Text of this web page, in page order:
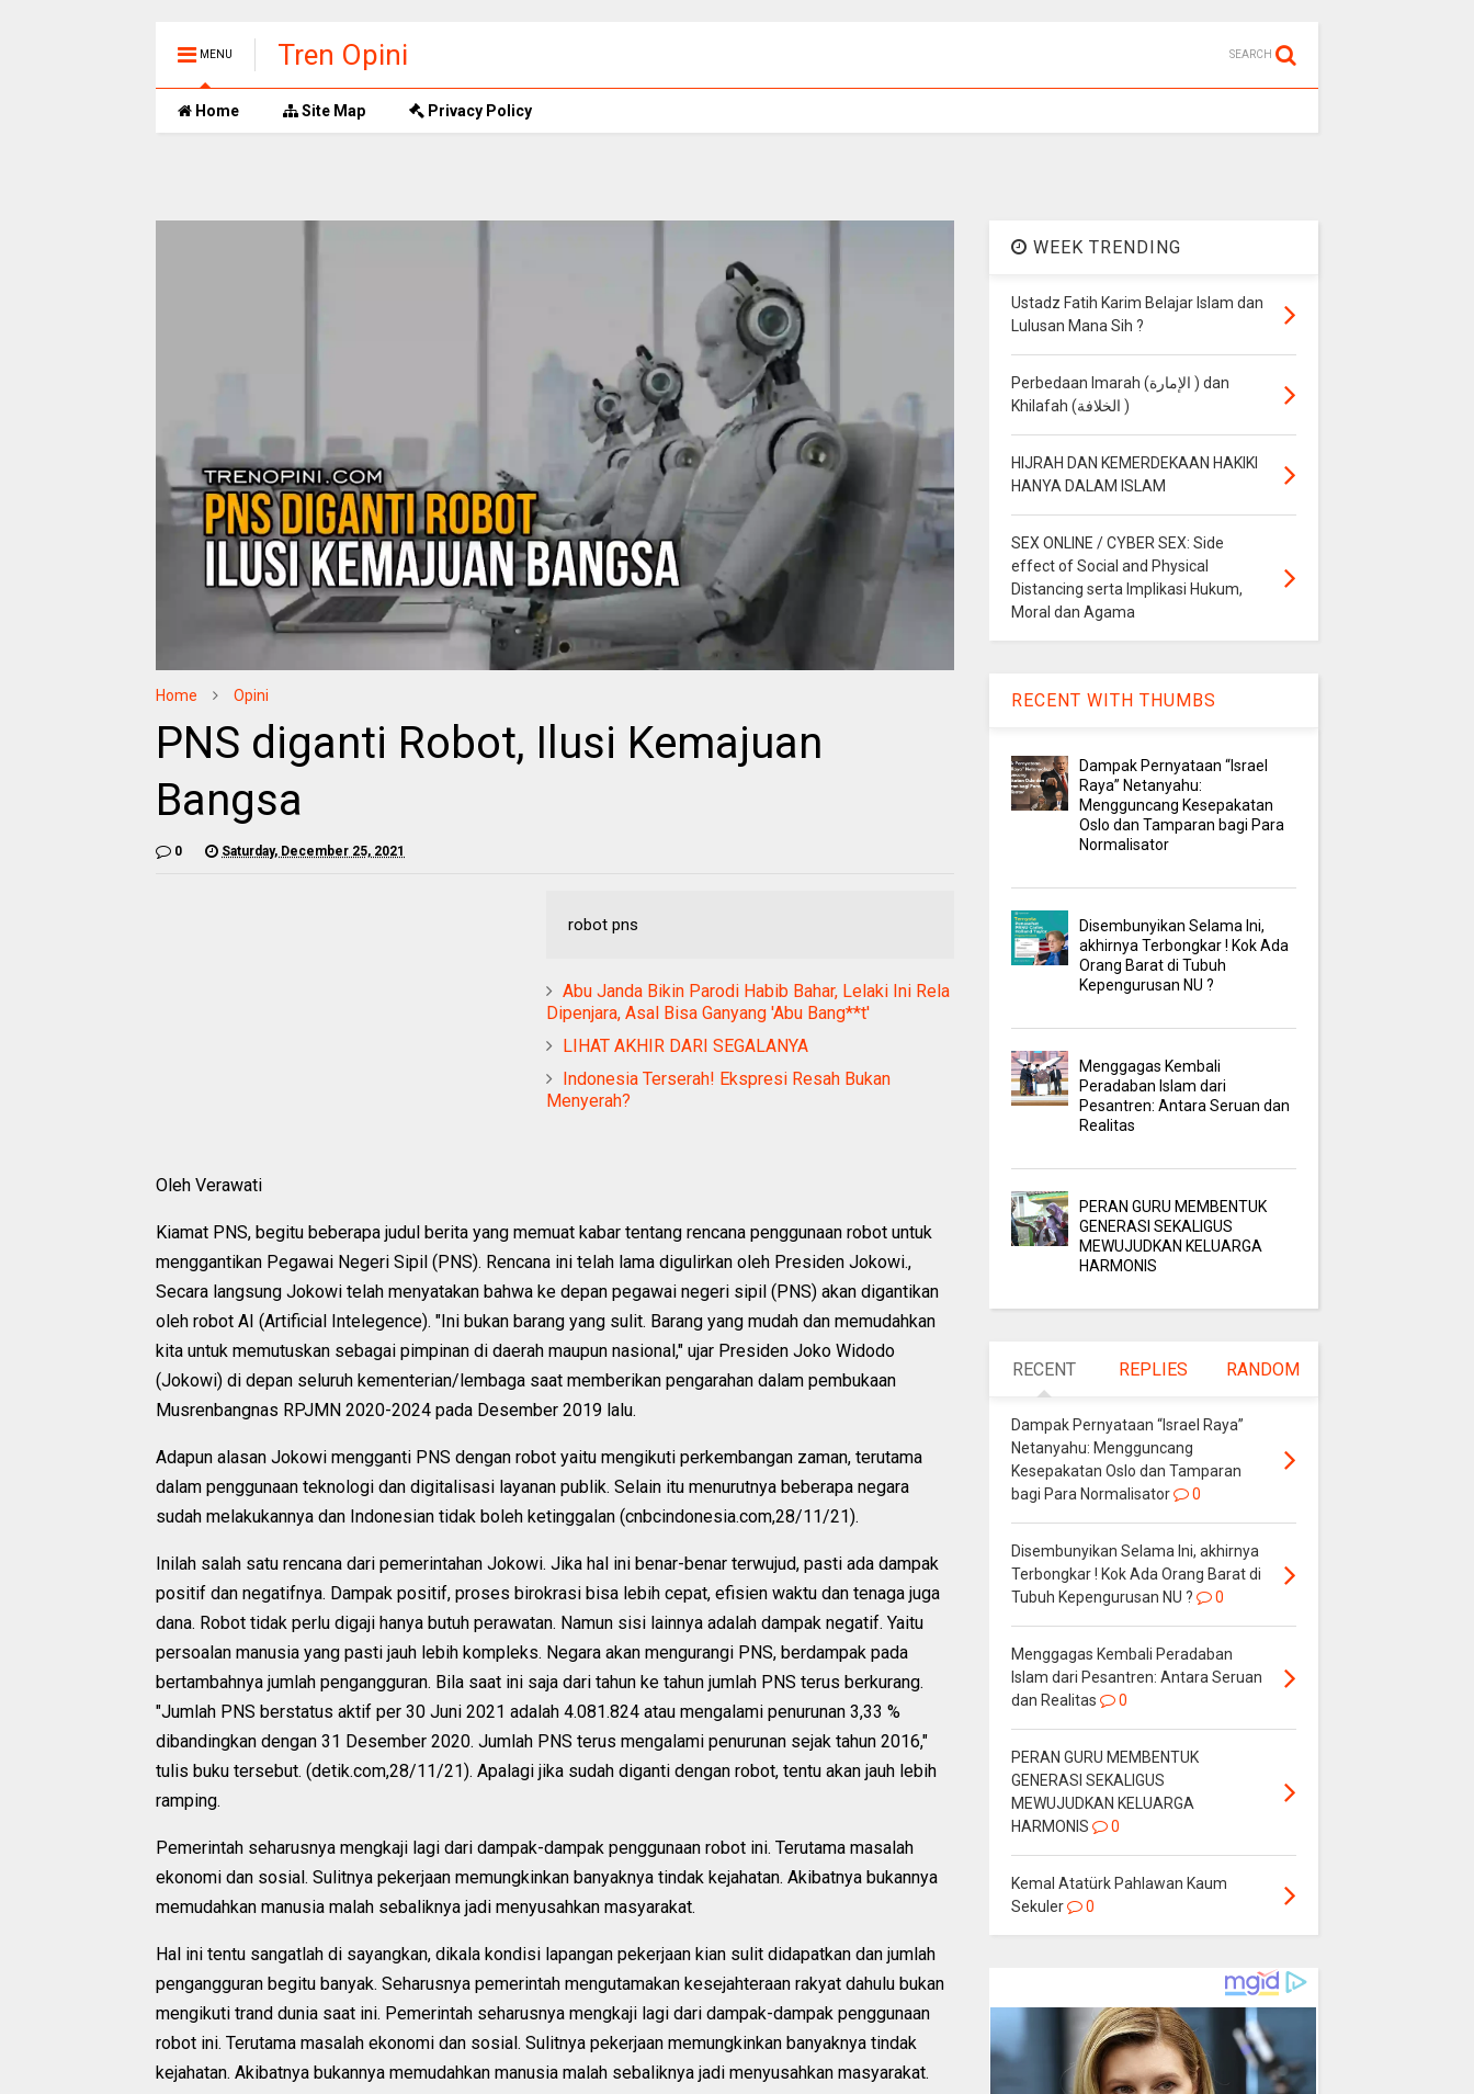
MENU Tren Opini SEARCH
Home Site Map Privacy Policy
Home Opini
PNS diganti Robot, Ilusi Kemajuan
Bangsa
0 Saturday, December 25, 2021
robot pns
Abu Janda Bikin Parodi Habib Bahar, Lelaki Ini Rela
Dipenjara, Asal Bisa Ganyang 'Abu Bang**t'
LIHAT AKHIR DARI SEGALANYA
Indonesia Terserah! Ekspresi Resah Bukan
Menyerah?
Oleh Verawati
Kiamat PNS, begitu beberapa judul berita yang memuat kabar tentang rencana penggunaan robot untuk
menggantikan Pegawai Negeri Sipil (PNS). Rencana ini telah lama digulirkan oleh Presiden Jokowi.,
Secara langsung Jokowi telah menyatakan bahwa ke depan pegawai negeri sipil (PNS) akan digantikan
oleh robot AI (Artificial Intelegence). "Ini bukan barang yang sulit. Barang yang mudah dan memudahkan
kita untuk memutuskan sebagai pimpinan di daerah maupun nasional," ujar Presiden Joko Widodo
(Jokowi) di depan seluruh kementerian/lembaga saat memberikan pengarahan dalam pembukaan
Musrenbangnas RPJMN 2020-2024 pada Desember 2019 lalu.
Adapun alasan Jokowi mengganti PNS dengan robot yaitu mengikuti perkembangan zaman, terutama
dalam penggunaan teknologi dan digitalisasi layanan publik. Selain itu menurutnya beberapa negara
sudah melakukannya dan Indonesian tidak boleh ketinggalan (cnbcindonesia.com,28/11/21).
Inilah salah satu rencana dari pemerintahan Jokowi. Jika hal ini benar-benar terwujud, pasti ada dampak
positif dan negatifnya. Dampak positif, proses birokrasi bisa lebih cepat, efisien waktu dan tenaga juga
dana. Robot tidak perlu digaji hanya butuh perawatan. Namun sisi lainnya adalah dampak negatif. Yaitu
persoalan manusia yang pasti jauh lebih kompleks. Negara akan mengurangi PNS, berdampak pada
bertambahnya jumlah pengangguran. Bila saat ini saja dari tahun ke tahun jumlah PNS terus berkurang.
"Jumlah PNS berstatus aktif per 30 Juni 2021 adalah 4.081.824 atau mengalami penurunan 3,33 %
dibandingkan dengan 31 Desember 2020. Jumlah PNS terus mengalami penurunan sejak tahun 2016,"
tulis buku tersebut. (detik.com,28/11/21). Apalagi jika sudah diganti dengan robot, tentu akan jauh lebih
ramping.
Pemerintah seharusnya mengkaji lagi dari dampak-dampak penggunaan robot ini. Terutama masalah
ekonomi dan sosial. Sulitnya pekerjaan memungkinkan banyaknya tindak kejahatan. Akibatnya bukannya
memudahkan manusia malah sebaliknya jadi menyusahkan masyarakat.
Hal ini tentu sangatlah di sayangkan, dikala kondisi lapangan pekerjaan kian sulit didapatkan dan jumlah
pengangguran begitu banyak. Seharusnya pemerintah mengutamakan kesejahteraan rakyat dahulu bukan
mengikuti trand dunia saat ini. Pemerintah seharusnya mengkaji lagi dari dampak-dampak penggunaan
robot ini. Terutama masalah ekonomi dan sosial. Sulitnya pekerjaan memungkinkan banyaknya tindak
kejahatan. Akibatnya bukannya memudahkan manusia malah sebaliknya jadi menyusahkan masyarakat.
WEEK TRENDING
Ustadz Fatih Karim Belajar Islam dan
Lulusan Mana Sih ?
Perbedaan Imarah (الإمارة ) dan
Khilafah (الخلافة )
HIJRAH DAN KEMERDEKAAN HAKIKI
HANYA DALAM ISLAM
SEX ONLINE / CYBER SEX: Side
effect of Social and Physical
Distancing serta Implikasi Hukum,
Moral dan Agama
RECENT WITH THUMBS
Dampak Pernyataan “Israel
Raya” Netanyahu:
Mengguncang Kesepakatan
Oslo dan Tamparan bagi Para
Normalisator
Disembunyikan Selama Ini,
akhirnya Terbongkar ! Kok Ada
Orang Barat di Tubuh
Kepengurusan NU ?
Menggagas Kembali
Peradaban Islam dari
Pesantren: Antara Seruan dan
Realitas
PERAN GURU MEMBENTUK
GENERASI SEKALIGUS
MEWUJUDKAN KELUARGA
HARMONIS
RECENT REPLIES RANDOM
Dampak Pernyataan “Israel Raya”
Netanyahu: Mengguncang
Kesepakatan Oslo dan Tamparan
bagi Para Normalisator
0
Disembunyikan Selama Ini, akhirnya
Terbongkar ! Kok Ada Orang Barat di
Tubuh Kepengurusan NU ?
0
Menggagas Kembali Peradaban
Islam dari Pesantren: Antara Seruan
dan Realitas
0
PERAN GURU MEMBENTUK
GENERASI SEKALIGUS
MEWUJUDKAN KELUARGA
HARMONIS
0
Kemal Atatürk Pahlawan Kaum
Sekuler
0